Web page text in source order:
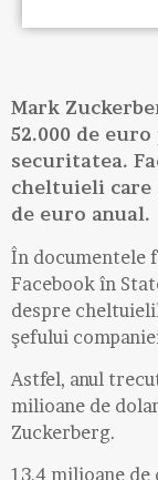
Mark
52.000 de
securitatea.
cheltuieli care
de euro anual.
În documentele
Facebook în
despre
şefului
Astfel, anul
milioane de
Zuckerberg.
13,4 milioane